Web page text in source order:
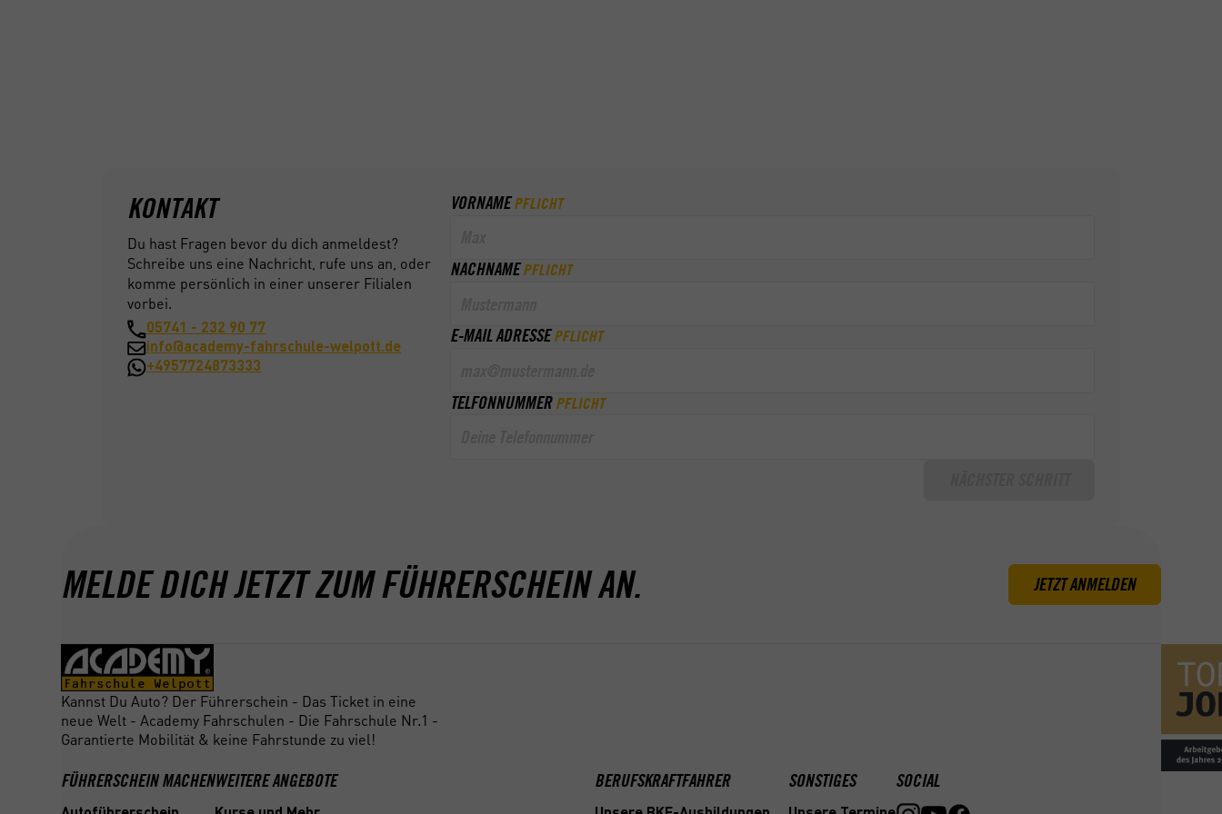
KONTAKT
Du hast Fragen bevor du dich anmeldest?
Schreibe uns eine Nachricht, rufe uns an, oder
komme persönlich in einer unserer Filialen
vorbei.
05741 - 232 90 77
info@academy-fahrschule-welpott.de
+4957724873333
VORNAME PFLICHT
NACHNAME PFLICHT
E-MAIL ADRESSE PFLICHT
TELFONNUMMER PFLICHT
MELDE DICH JETZT ZUM FÜHRERSCHEIN AN. JETZT ANMELDEN
Kannst Du Auto? Der Führerschein - Das Ticket in eine
neue Welt - Academy Fahrschulen - Die Fahrschule Nr.1 -
Garantierte Mobilität & keine Fahrstunde zu viel!
FÜHRERSCHEIN MACHENWEITERE ANGEBOTE BERUFSKRAFTFAHRER SONSTIGES SOCIAL